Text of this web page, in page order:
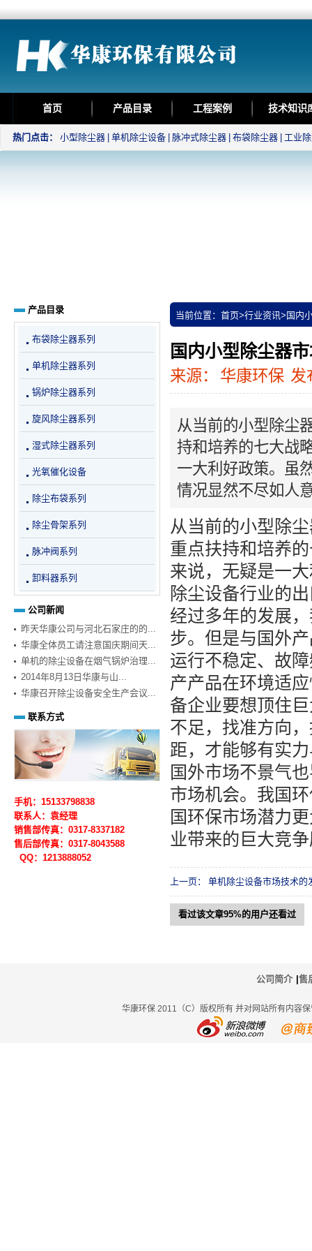
首页 产品目录 工程案例 技术知识
热门点击： 小型除尘器 单机除尘设备 脉冲式除尘器 布袋除尘器 工业
当前位置： 首页>行业资讯> 国内
国内小型除尘器
来源： 华康环保 发
从当前的小型除尘
持和培养的七大战
一大利好政策。虽
情况显然不尽如人
从当前的小型除
重点扶持和培养
来说，无疑是一
除尘设备行业的
经过多年的发展
步。但是与国外
运行不稳定、故
产产品在环境适
备企业要想顶住
不足，找准方向
距，才能够有实
国外市场不景气
市场机会。我国
国环保市场潜力
业带来的巨大竞
上一页： 单机除尘设备市场技术的
看过该文章95%的用户还看过
产品目录
布袋除尘器系列
单机除尘器系列
锅炉除尘器系列
旋风除尘器系列
湿式除尘器系列
光氧催化设备
除尘布袋系列
除尘骨架系列
脉冲阀系列
卸料器系列
公司新闻
昨天华康公司与河北石家庄的的...
华康全体员工请注意国庆期间天...
单机的除尘设备在烟气锅炉治理...
2014年8月13日华康与山...
华康召开除尘设备安全生产会议...
联系方式
手机：15133798838
联系人：袁经理
销售部传真：0317-8337182
售后部传真：0317-8043588
QQ：1213888052
公司简介 售
华康环保 2011（C）版权所有 并对网站所有内容